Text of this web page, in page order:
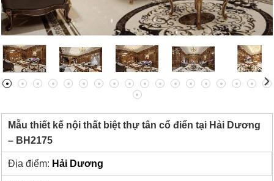
Mẫu thiết kế nội thất biệt thự tân cổ điển tại Hải Dương
– BH2175
Địa điểm: Hải Dương